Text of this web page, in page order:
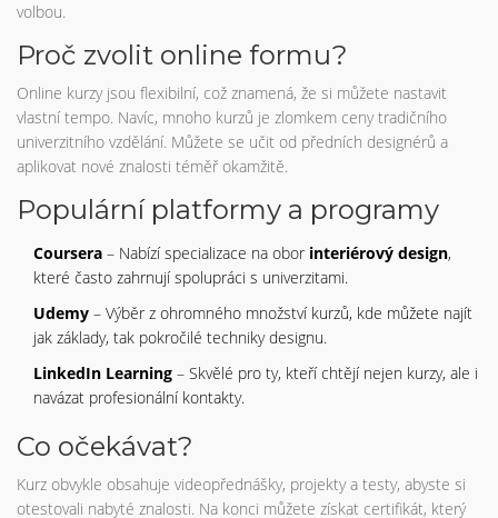
volbou.
Proč zvolit online formu?
Online kurzy jsou flexibilní, což znamená, že si můžete nastavit
vlastní tempo. Navíc, mnoho kurzů je zlomkem ceny tradičního
univerzitního vzdělání. Můžete se učit od předních designérů a
aplikovat nové znalosti téměř okamžitě.
Populární platformy a programy
Coursera – Nabízí specializace na obor interiérový design,
které často zahrnují spolupráci s univerzitami.
Udemy – Výběr z ohromného množství kurzů, kde můžete najít
jak základy, tak pokročilé techniky designu.
LinkedIn Learning – Skvělé pro ty, kteří chtějí nejen kurzy, ale i
navázat profesionální kontakty.
Co očekávat?
Kurz obvykle obsahuje videopřednášky, projekty a testy, abyste si
otestovali nabyté znalosti. Na konci můžete získat certifikát, který